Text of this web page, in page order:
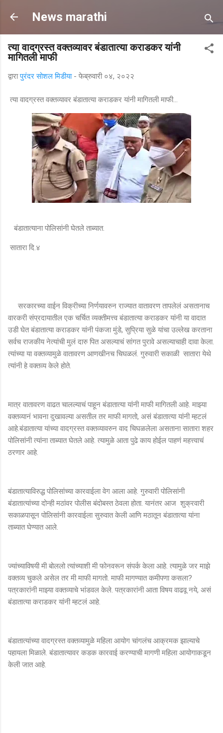
मुख्य सामग्रीवर वगळा
News marathi
त्या वादग्रस्त वक्तव्यावर बंडातात्या कराडकर यांनी
मागितली माफी
द्वारापुरंदर सोशल मिडीया - फेब्रुवारी ०४, २०२२
त्या वादग्रस्त वक्तव्यावर बंडातात्या कराडकर यांनी मागितली माफी...
बंडातात्याना पोलिसांनी घेतले ताब्यात.
सातारा दि.४
सरकारच्या वाईन विक्रीच्या निर्णयावरुन राज्यात वातावरण तापलेलं असतानाच
वारकरी संप्रदायातील एक चर्चित व्यक्तीमत्त्व बंडातात्या कराडकर यांनी या वादात
उडी घेत बंडातात्या कराडकर यांनी पंकजा मुंडे, सुप्रिया सुळे यांचा उल्लेख करताना
सर्वच राजकीय नेत्यांची मुलं दारु पित असल्याचं सांगत पुरावे असल्याचाही दावा केला.
त्यांच्या या वक्तव्यामुळे वातावरण आणखीनच चिघळलं. गुरुवारी सकाळी सातारा येथे
त्यांनी हे वक्तव्य केले होते.
मात्र वातावरण वाढत चालल्याचं पाहून बंडातात्या यांनी माफी मागितली आहे. माझ्या
वक्तव्यानं भावना दुखावल्या असतील तर माफी मागतो, असं बंडातात्या यांनी म्हटलं
आहे.बंडातात्या यांच्या वादग्रस्त वक्तव्यावरुन वाद चिघळलेला असताना सातारा शहर
पोलिसांनी त्यांना ताब्यात घेतले आहे. त्यामुळे आता पुढे काय होईल पाहणं महत्त्वाचं
ठरणार आहे.
बंडातात्याविरुद्ध पोलिसांच्या कारवाईला वेग आला आहे. गुरुवारी पोलिसांनी
बंडातात्यांच्या दोन्ही मठांवर पोलीस बंदोबस्त ठेवला होता. यानंतर आज शुक्रवारी
सकाळपासून पोलिसांनी कारवाईला सुरुवात केली आणि मठातून बंडातात्या यांना
ताब्यात घेण्यात आले.
ज्यांच्याविषयी मी बोललो त्यांच्याशी मी फोनवरून संपर्क केला आहे. त्यामुळे जर माझे
वक्तव्य चुकले असेल तर मी माफी मागतो. माफी मागण्यात कमीपणा कसला?
पत्रकारांनी माझ्या वक्तव्याचे भांडवल केले. पत्रकारांनी आता विषय वाढवू नये, असं
बंडातात्या कराडकर यांनी म्हटलं आहे.
बंडातात्यांच्या वादग्रस्त वक्तव्यामुळे महिला आयोग चांगलंच आक्रमक झाल्याचे
पहायला मिळाले. बंडातात्यावर कडक कारवाई करण्याची मागणी महिला आयोगाकडून
केली जात आहे.